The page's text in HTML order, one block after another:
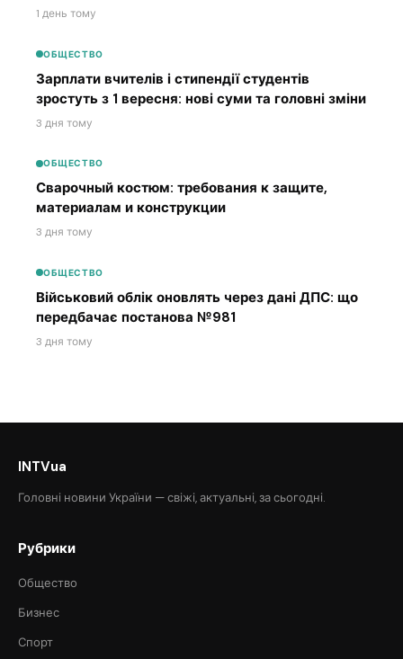
1 день тому
ОБЩЕСТВО
Зарплати вчителів і стипендії студентів
зростуть з 1 вересня: нові суми та головні зміни
3 дня тому
ОБЩЕСТВО
Сварочный костюм: требования к защите,
материалам и конструкции
3 дня тому
ОБЩЕСТВО
Військовий облік оновлять через дані ДПС: що
передбачає постанова №981
3 дня тому
INTVua
Головні новини України — свіжі, актуальні, за сьогодні.
Рубрики
Общество
Бизнес
Спорт